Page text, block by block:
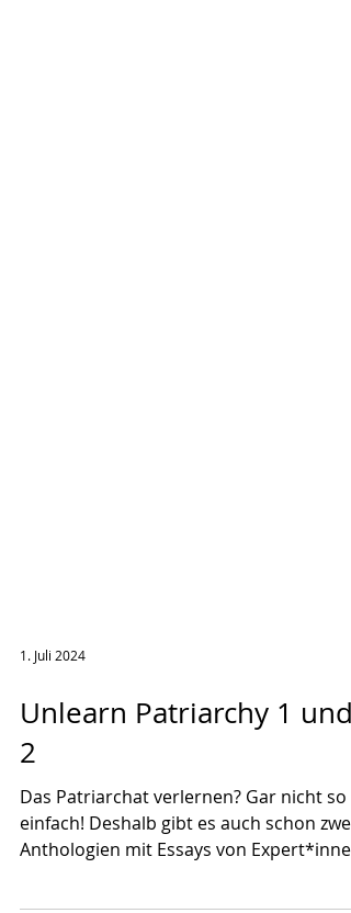
1. Juli 2024
Unlearn Patriarchy 1 und
2
Das Patriarchat verlernen? Gar nicht so
Anthologien mit Essays von Expert*innen